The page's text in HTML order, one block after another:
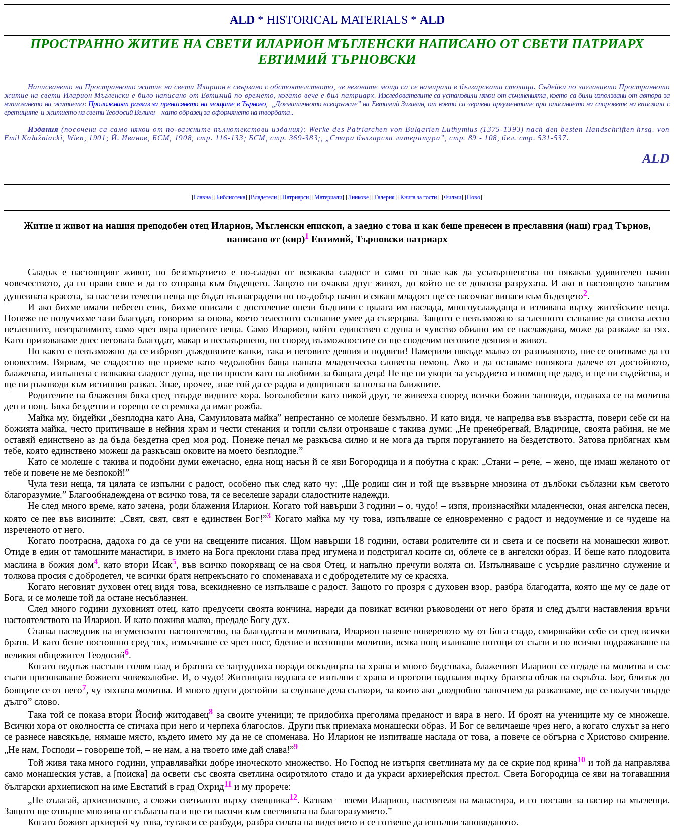
ALD* HISTORICAL MATERIALS * ALD
ПРОСТРАННО ЖИТИЕ НА СВЕТИ ИЛАРИОН МЪГЛЕНСКИ НАПИСАНО ОТ СВЕТИ ПАТРИАРХ
ЕВТИМИЙ ТЪРНОВСКИ
Написването на Пространното житие на свети Иларионе свързано с обстоятелството, че неговите мощи са се намирали в българската столица. Съдейки по заглавието Пространното
житие на светиИларион Мъгленски е било написано от Евтимий по времето, когато вече е бил патриарх. Изследователите са установили някои от съчиненията, което са били използвани от автора за
написването на житието:Проложният разказ за пренасянето на мощите в Търново, „Догматичното всеоръжие” на ЕвтимийЗигавин, от което са черпени аргументите при описанието на споровете на епископа с
еретиците и житието на свети ТеодосийВелики – като образец за оформянето на творбата..
Издания (посочени са само някои от по-важните пълнотекстови издания): Werke des Patriarchen von Bulgarien Euthymius (1375-1393)nach den besten Handschriften hrsg. von
Emil Kałuzniacki, Wien, 1901; Й. Иванов, БСМ, 1908, стр. 116-133; БСМ, стр. 369-383;, „Стара българска литература”, стр. 89 - 108, бел. стр. 531-537.
ALD
[Главна] [Библиотека] [Владетели] [Патриарси] [Материали] [Линкове] [Галерия] [Книга за гости] [Филми] [Ново]
Житие и живот на нашия преподобен отец Иларион, Мъгленскиепископ, а заедно с това и как беше пренесен в преславния (наш) град Търнов,
написано от (кир)1Евтимий, Търновски патриарх
Сладък е настоящият живот, но безсмъртието е по-сладко от всякаква сладост и само то знае как да усъвършенства по някакъв удивителен начин
човечеството, да го прави свое и да го отпраща към бъдещето. Защото ни очаква друг живот, до който не се докосва разрухата. И ако в настоящото запазим
душевната красота, за нас тези телесни неща ще бъдат възнаградени по по-добър начин и сякаш младост ще се насочват винаги към бъдещето2.
И ако бихме имали небесен език, бихме описали с достолепие онези бъднини с цялата им наслада, многоуслаждащаи изливана върху житейските неща.
Понеже не получихме тази благодат, говорим за онова, което телесното съзнание умее да съзерцава. Защото е невъзможно за тленното съзнание да списва лесно
нетленните, неизразимите, само чрез вяра приетите неща. Само Иларион, който единствен с душа и чувство обилно им се наслаждава, може да разкаже за тях.
Като призоваваме днес неговата благодат, макар и несъвършено, но според възможностите си ще споделим неговите деяния и живот.
Но както е невъзможно да се изброят дъждовните капки, така и неговите деяния и подвизи! Намерили някъде малко от разпиляното, ние се опитваме да го
оповестим. Вярвам, че сладостно ще приеме като чедолюбив баща нашата младенческа словесна немощ. Ако и да оставаме понякога далече от достойното,
блажената, изпълнена с всякаква сладост душа, ще ни прости като на любими за бащата деца! Не ще ни укори за усърдието и помощ ще даде, и ще ни съдейства, и
ще ни ръководи към истинния разказ. Знае, прочее, знае той да се радва и допринася за полза на ближните.
Родителите на блажениябяха сред твърде видните хора.Боголюбезни като никой друг, те живееха според всички божии заповеди, отдаваха се на молитва
ден и нощ. Бяха бездетни и горещо се стремяха да имат рожба.
Майка му, бидейки „безплодна като Ана, Самуиловата майка” непрестанно се молеше безмълвно. И като видя, че напредва във възрастта, повери себе си на
божията майка, често притичваше в нейния храм и чести стенания и топли сълзи отронваше с такива думи: „Не пренебрегвай,Владичице, своята рабиня, не ме
оставяй единствено аз да бъда бездетна сред моя род. Понеже печал ме разкъсва силно и не мога да търпяпоруганието на бездетството. Затова прибягнах към
тебе, която единствено можеш да разкъсаш оковите на моето безплодие.”
Като се молеше с такива и подобни думи ежечасно, една нощ насън й се яви Богородица и я побутна с крак: „Стани – рече, – жено, ще имаш желаното от
тебе и повече не ме безпокой!”
Чула тези неща, тя цялата се изпълни с радост, особено пък след като чу: „Ще родиш син и той ще възвърне мнозина от дълбоки съблазни към светото
благоразумие.” Благообнадеждена от всичко това, тя се веселеше заради сладостните надежди.
Не след много време, като зачена, роди блажения Иларион. Когато той навърши 3 години – о, чудо! – изпя, произнасяйки младенчески, оная ангелска песен,
която се пее във висините: „Свят, свят, свят е единствен Бог!”3 Когато майка му чу това, изпълваше се едновременно с радост и недоумение и се чудеше на
изреченото от него.
Когато поотрасна, дадоха го да се учи на свещените писания. Щом навърши 18 години, остави родителите си и света и се посвети на монашески живот.
Отиде в един от тамошните манастири, в името на Бога преклони глава пред игумена и подстригал косите си, облече се в ангелски образ. И беше като плодовита
маслина в божия дом4, като втори Исак5, във всичко покоряващ се на своя Отец, и напълно пречупи волята си. Изпълняваше с усърдие различно служениеи
толкова просия с добродетел, че всички братя непрекъснато го споменаваха и с добродетелите му се красяха.
Когато неговият духовен отец видя това, всекидневно се изпълваше с радост. Защото го прозря с духовен взор, разбра благодатта, която ще му се даде от
Бога, и се молеше той да остане несъблазнен.
След много години духовният отец, като предусети своята кончина, нареди да повикат всички ръководени от него братя и след дълги наставления връчи
настоятелството на Иларион. И като поживя малко, предаде Богу дух.
Станал наследник на игуменското настоятелство, на благодатта и молитвата,Иларион пазеше повереното му от Бога стадо, смирявайки себе си сред всички
братя. И като беше постоянно сред тях, измъчваше се чрез пост, бдение и всенощни молитви, всяка нощ изливаше потоци от сълзи и по всичко подражаваше на
великия общежител Теодосий6.
Когато веднъж настъпи голям глад и братята се затрудниха поради оскъдицата на храна и много бедстваха,блаженият Иларион се отдаде на молитва и със
сълзи призоваваше божието човеколюбие. И, о чудо! Житницата веднага се изпълни с храна и прогони падналия върху братята облак на скръбта. Бог, близък до
боящите се от него7, чу тяхната молитва. И много други достойни за слушане дела сътвори, за които ако „подробно започнем да разказваме, ще се получи твърде
дълго” слово.
Така той се показа втори Йосиф житодавец8за своите ученици; те придобиха преголяма преданост и вяра в него. И броят на учениците му се множеше.
Всички хора от околността се стичаха при него и черпехаблагослов. Други пък приемаха монашески образ. И Бог се величаеше чрез него, а когато слухът за него
се разнесе навсякъде, нямаше място, където името му да не се споменава. НоИларион не изпитваше наслада от това, а повече се обгърна с Христово смирение.
„Не нам, Господи – говореше той, – не нам, а на твоето име дай слава!”9
Той живя така много години, управлявайки добреиноческото множество. Но Господ не изтърпя светлината му да се скрие под крина10 и той да направлява
само монашеския устав, а [поиска] да освети със своята светлина осиротялото стадо и да украси архиерейския престол. Света Богородица се яви на тогавашния
български архиепископ на име Евстатий в град Охрид11 и му прорече:
„Не отлагай, архиепископе, а сложи светилото върху свещника12. Казвам – вземиИларион, настоятеля на манастира, и го постави за пастир намъгленци.
Защото ще отвърне мнозина от съблазънта и ще ги насочи към светлината на благоразумието.”
Когато божият архиерей чу това, тутакси се разбуди, разбра силата на видението и се готвеше да изпълни заповяданото.